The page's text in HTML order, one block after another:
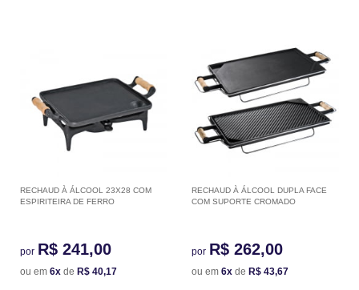
RECHAUD À ÁLCOOL 23X28 COM
ESPIRITEIRA DE FERRO
por R$ 241,00
ou em 6x de R$ 40,17
RECHAUD À ÁLCOOL DUPLA FACE
COM SUPORTE CROMADO
por R$ 262,00
ou em 6x de R$ 43,67